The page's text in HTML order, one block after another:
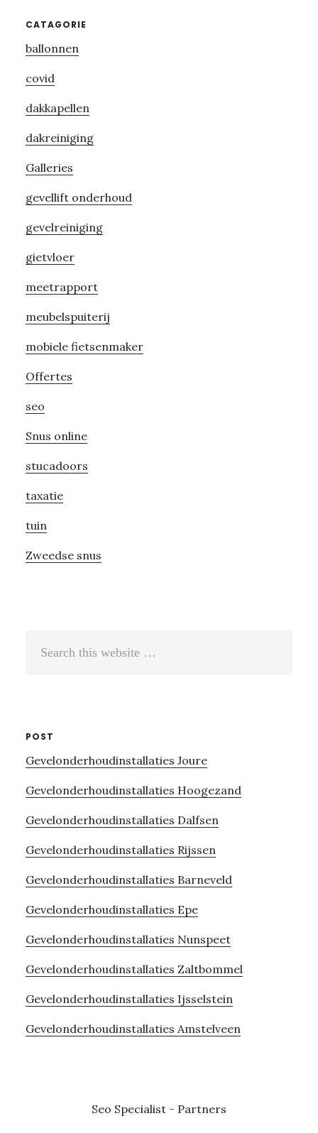
Primary
Sidebar
CATAGORIE
ballonnen
covid
dakkapellen
dakreiniging
Galleries
gevellift onderhoud
gevelreiniging
gietvloer
meetrapport
meubelspuiterij
mobiele fietsenmaker
Offertes
seo
Snus online
stucadoors
taxatie
tuin
Zweedse snus
POST
Gevelonderhoudinstallaties Joure
Gevelonderhoudinstallaties Hoogezand
Gevelonderhoudinstallaties Dalfsen
Gevelonderhoudinstallaties Rijssen
Gevelonderhoudinstallaties Barneveld
Gevelonderhoudinstallaties Epe
Gevelonderhoudinstallaties Nunspeet
Gevelonderhoudinstallaties Zaltbommel
Gevelonderhoudinstallaties Ijsselstein
Gevelonderhoudinstallaties Amstelveen
Seo Specialist - Partners